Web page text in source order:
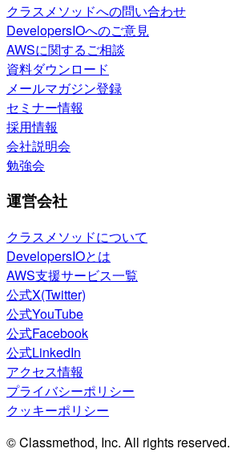
クラスメソッドへの問い合わせ
DevelopersIOへのご意見
AWSに関するご相談
資料ダウンロード
メールマガジン登録
セミナー情報
採用情報
会社説明会
勉強会
運営会社
クラスメソッドについて
DevelopersIOとは
AWS支援サービス一覧
公式X(Twitter)
公式YouTube
公式Facebook
公式LinkedIn
アクセス情報
プライバシーポリシー
クッキーポリシー
© Classmethod, Inc. All rights reserved.